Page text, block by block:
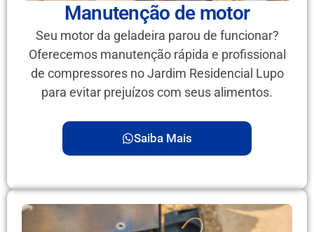
Manutenção de motor
Seu motor da geladeira parou de funcionar?
Oferecemos manutenção rápida e profissional
de compressores no Jardim Residencial Lupo
para evitar prejuízos com seus alimentos.
Saiba Mais